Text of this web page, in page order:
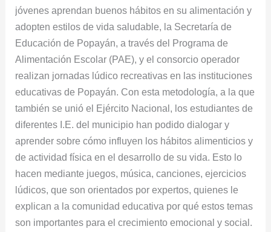
jóvenes aprendan buenos hábitos en su alimentación y
adopten estilos de vida saludable, la Secretaría de
Educación de Popayán, a través del Programa de
Alimentación Escolar (PAE), y el consorcio operador
realizan jornadas lúdico recreativas en las instituciones
educativas de Popayán. Con esta metodología, a la que
también se unió el Ejército Nacional, los estudiantes de
diferentes I.E. del municipio han podido dialogar y
aprender sobre cómo influyen los hábitos alimenticios y
de actividad física en el desarrollo de su vida. Esto lo
hacen mediante juegos, música, canciones, ejercicios
lúdicos, que son orientados por expertos, quienes le
explican a la comunidad educativa por qué estos temas
son importantes para el crecimiento emocional y social.
educativas
de
Popayán